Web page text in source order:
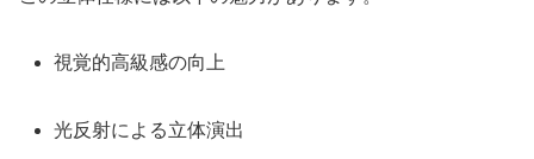
視覚的高級感の向上
光反射による立体演出